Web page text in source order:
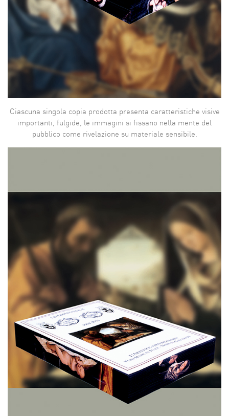
Ciascuna singola copia prodotta presenta caratteristiche visive
importanti, fulgide, le immagini si fissano nella mente del
pubblico come rivelazione su materiale sensibile.